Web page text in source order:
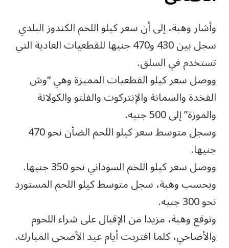
وأشار وهبة، إلى أن سعر كيلو اللحم الكندوز البلدي
سجل بين 430 و470 جنيها للقطعيات العادية التي
تستخدم في السلق.
ووصل سعر كيلو القطعيات المميزة وهي “وش
الفخدة والسمانة والإنتركوت والفلتو والكولاتة
والموزة” إلى 500 جنيه.
وسجل متوسط سعر كيلو اللحم الضأن نحو 470
جنيها.
ووصل سعر كيلو اللحم السوداني نحو 350 جنيها.
وبحسب وهبة، سجل متوسط كيلو اللحم المستورد
نحو 300 جنيه.
وتوقع وهبة، مزيدا من الإقبال على شراء اللحوم
والأضاحي، كلما اقتربت أيام عيد الأضحى المبارك.